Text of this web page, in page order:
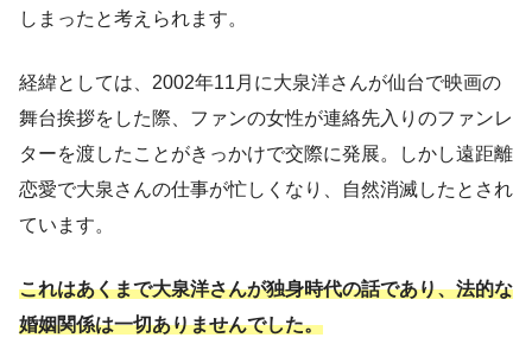
しまったと考えられます。
経緯としては、2002年11月に大泉洋さんが仙台で映画の
舞台挨拶をした際、ファンの女性が連絡先入りのファンレ
ターを渡したことがきっかけで交際に発展。しかし遠距離
恋愛で大泉さんの仕事が忙しくなり、自然消滅したとされ
ています。
これはあくまで大泉洋さんが独身時代の話であり、法的な
婚姻関係は一切ありませんでした。